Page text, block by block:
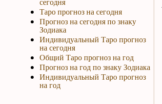
Таро прогноз на сегодня
Прогноз на сегодня по знаку
Зодиака
Индивидуальный Таро прогноз
на сегодня
Общий Таро прогноз на год
Прогноз на год по знаку Зодиака
Индивидуальный Таро прогноз
на год